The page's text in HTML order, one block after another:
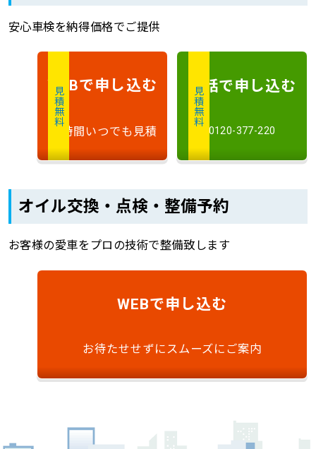
安心車検を納得価格でご提供
見積無料
WEBで申し込む
24時間いつでも見積
見積無料
電話で申し込む
0120-377-220
オイル交換・点検・整備予約
お客様の愛車をプロの技術で整備致します
WEBで申し込む
お待たせせずにスムーズにご案内